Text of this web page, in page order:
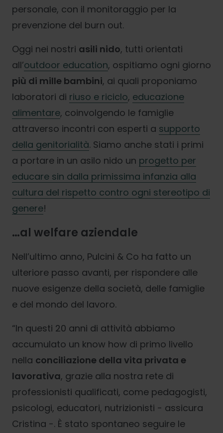
personale, con il monitoraggio per la
prevenzione del burn out.
Oggi nei nostri asili nido, tutti orientati
all’outdoor education, ospitiamo ogni giorno
più di mille bambini, ai quali proponiamo
laboratori di riuso e riciclo, educazione
alimentare, coinvolgendo le famiglie
attraverso incontri con esperti a supporto
della genitorialità. Siamo anche stati i primi
a portare in un asilo nido un progetto per
educare sin dalla primissima infanzia alla
cultura del rispetto contro ogni stereotipo di
genere!
…al welfare aziendale
Nell’ultimo anno, Pulcini & Co ha fatto un
ulteriore passo avanti, per rispondere alle
nuove esigenze della società, delle famiglie
e del mondo del lavoro.
“In questi 20 anni di attività abbiamo
accumulato un know how di primo livello
nella conciliazione della vita privata e
lavorativa, grazie alla nostra rete di
professionisti qualificati, come pedagogisti,
psicologi, educatori, nutrizionisti - assicura
Cristina -. È stato spontaneo seguire le